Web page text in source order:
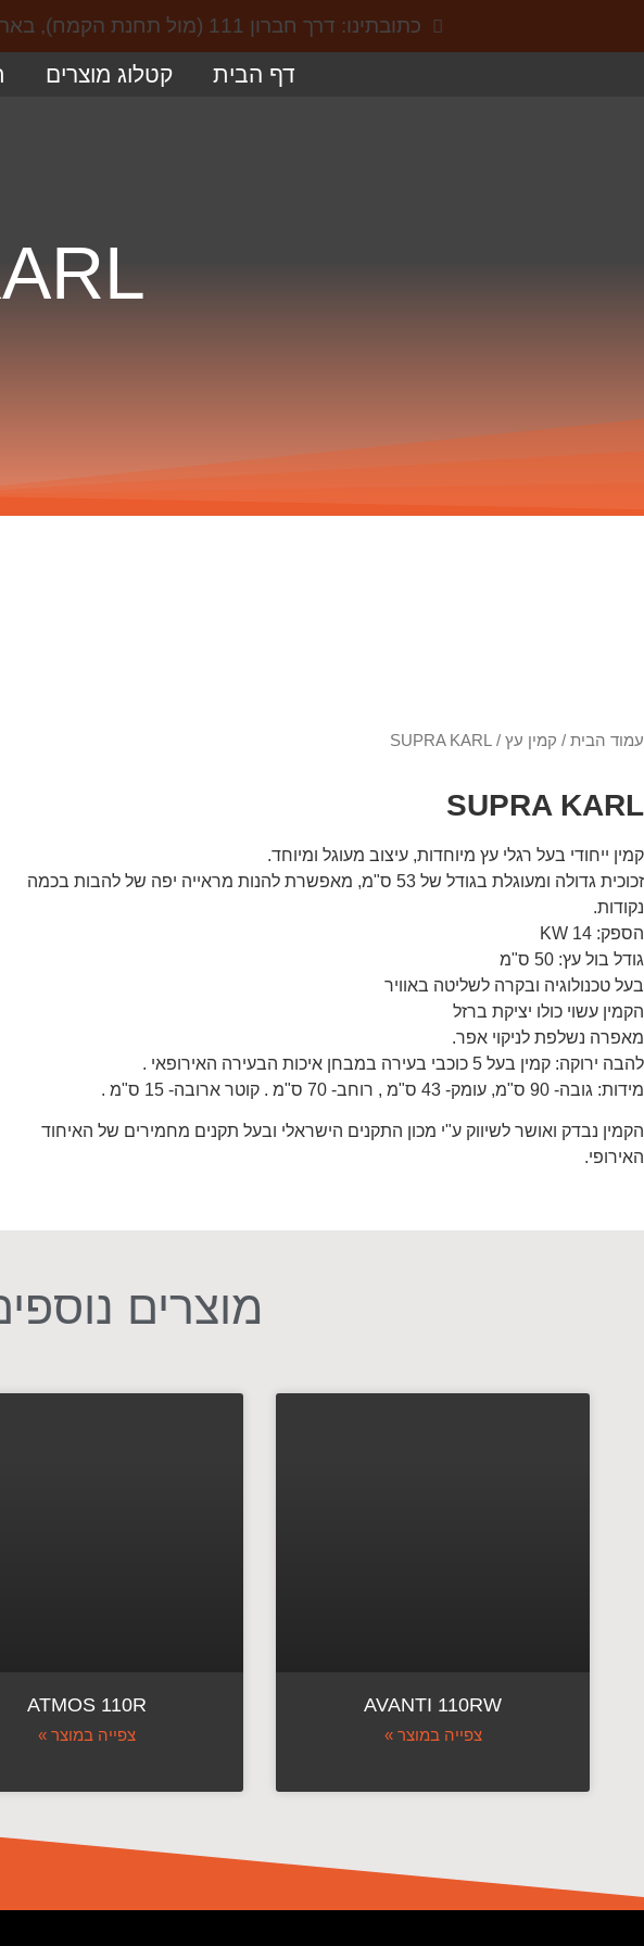
כתובתינו: דרך חברון 111 (מול תחנת הקמח), באר שבע
דף הבית קטלוג מוצרים
עמוד הבית / קמין עץ / SUPRA KARL
SUPRA KARL
קמין ייחודי בעל רגלי עץ מיוחדות, עיצוב מעוגל ומיוחד.
זכוכית גדולה ומעוגלת בגודל של 53 ס"מ, מאפשרת להנות מראייה יפה של להבות בכמה
נקודות.
הספק: 14 KW
גודל בול עץ: 50 ס"מ
בעל טכנולוגיה ובקרה לשליטה באוויר
הקמין עשוי כולו יציקת ברזל
מאפרה נשלפת לניקוי אפר.
להבה ירוקה: קמין בעל 5 כוכבי בעירה במבחן איכות הבעירה האירופאי .
מידות: גובה- 90 ס"מ, עומק- 43 ס"מ , רוחב- 70 ס"מ . קוטר ארובה- 15 ס"מ .
הקמין נבדק ואושר לשיווק ע"י מכון התקנים הישראלי ובעל תקנים מחמירים של האיחוד
האירופי.
מוצרים
AVANTI 110RW
צפייה במוצר »
ATMOS 110R
צפייה במוצר »